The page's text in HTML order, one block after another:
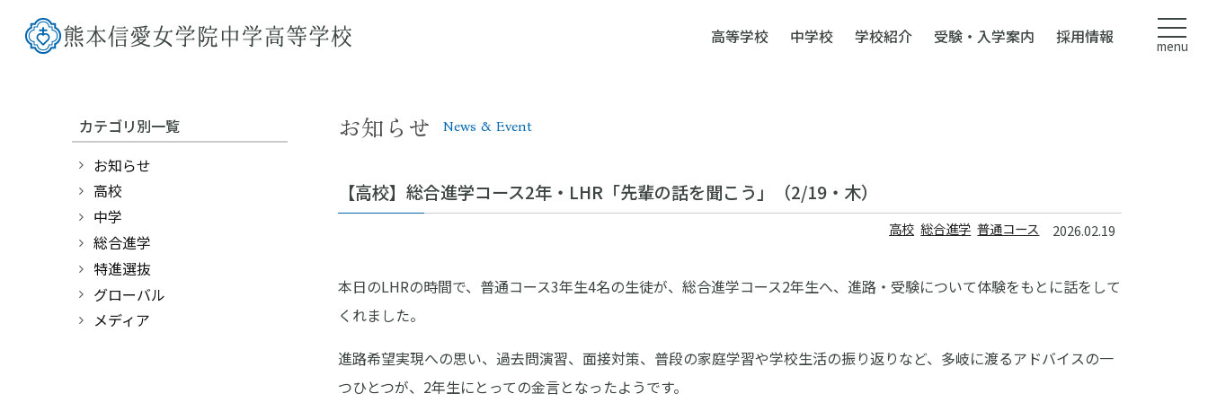
高等学校 中学校 学校紹介 受験・入学案内 採用情報
お知らせ News & Event
【高校】総合進学コース2年・LHR「先輩の話を聞こう」（2/19・木）
高校 総合進学 普通コース 2026.02.19
本日のLHRの時間で、普通コース3年生4名の生徒が、総合進学コース2年生へ、進路・受験について体験をもとに話をして
くれました。
進路希望実現への思い、過去問演習、面接対策、普段の家庭学習や学校生活の振り返りなど、多岐に渡るアドバイスの一
つひとつが、2年生にとっての金言となったようです。
カテゴリ別一覧
お知らせ
高校
中学
総合進学
特進選抜
グローバル
メディア
menu